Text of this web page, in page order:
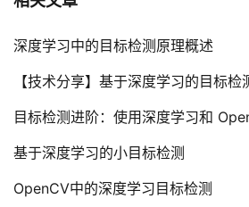
深度学习中的目标检测原理概述
【技术分享】基于深度学习的目标检
目标检测进阶：使用深度学习和
基于深度学习的小目标检测
OpenCV中的深度学习目标检测